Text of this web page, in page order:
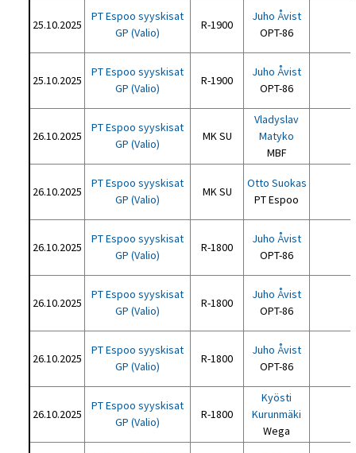
25.10.2025
PT Espoo syyskisat
GP (Valio)
R-1900
Juho Åvist
OPT-86
25.10.2025
PT Espoo syyskisat
GP (Valio)
R-1900
Juho Åvist
OPT-86
26.10.2025
PT Espoo syyskisat
GP (Valio)
MK SU
Vladyslav
Matyko
MBF
26.10.2025
PT Espoo syyskisat
GP (Valio)
MK SU
Otto Suokas
PT Espoo
26.10.2025
PT Espoo syyskisat
GP (Valio)
R-1800
Juho Åvist
OPT-86
26.10.2025
PT Espoo syyskisat
GP (Valio)
R-1800
Juho Åvist
OPT-86
26.10.2025
PT Espoo syyskisat
GP (Valio)
R-1800
Juho Åvist
OPT-86
26.10.2025
PT Espoo syyskisat
GP (Valio)
R-1800
Kyösti
Kurunmäki
Wega